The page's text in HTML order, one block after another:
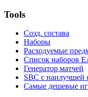
Tools
Созд. состава
Наборы
Расходуемые
Список наборов
Генератор матчей
SBC с наилучшей
Самые дешевые